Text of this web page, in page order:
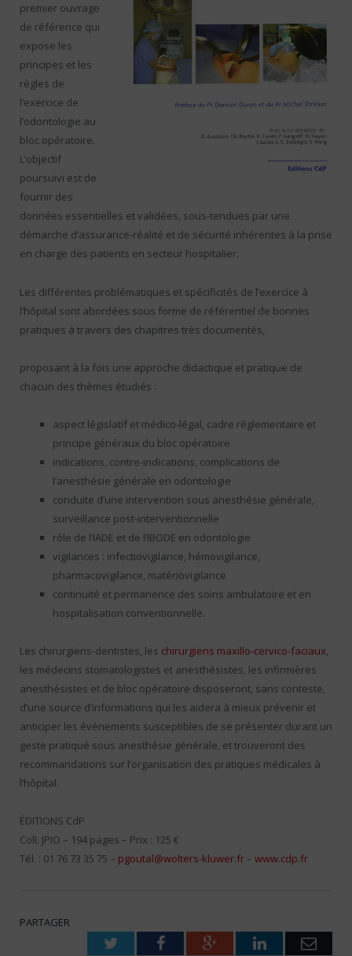
premier ouvrage
de référence qui
expose les
principes et les
règles de
l’exercice de
l’odontologie au
bloc opératoire.
L’objectif
poursuivi est de
fournir des
données essentielles et validées, sous-tendues par une
démarche d’assurance-réalité et de sécurité inhérentes à la prise
en charge des patients en secteur hospitalier.
Les différentes problématiques et spécificités de l’exercice à
l’hôpital sont abordées sous forme de référentiel de bonnes
pratiques à travers des chapitres très documentés,
proposant à la fois une approche didactique et pratique de
chacun des thèmes étudiés :
aspect législatif et médico-légal, cadre réglementaire et
principe généraux du bloc opératoire
indications, contre-indications, complications de
l’anesthésie générale en odontologie
conduite d’une intervention sous anesthésie générale,
surveillance post-interventionnelle
rôle de l’IADE et de l’IBODE en odontologie
vigilances : infectiovigilance, hémovigilance,
pharmacovigilance, matériovigilance
continuité et permanence des soins ambulatoire et en
hospitalisation conventionnelle.
Les chirurgiens-dentistes, les chirurgiens maxillo-cervico-faciaux,
les médecins stomatologistes et anesthésistes, les infirmières
anesthésistes et de bloc opératoire disposeront, sans conteste,
d’une source d’informations qui les aidera à mieux prévenir et
anticiper les évènements susceptibles de se présenter durant un
geste pratiqué sous anesthésie générale, et trouveront des
recommandations sur l’organisation des pratiques médicales à
l’hôpital.
ÉDITIONS CdP
Coll. JPIO – 194 pages – Prix : 125 €
Tél. : 01 76 73 35 75 – pgoutal@wolters-kluwer.fr – www.cdp.fr
PARTAGER
TwitterFacebookGoogle+LinkedIn